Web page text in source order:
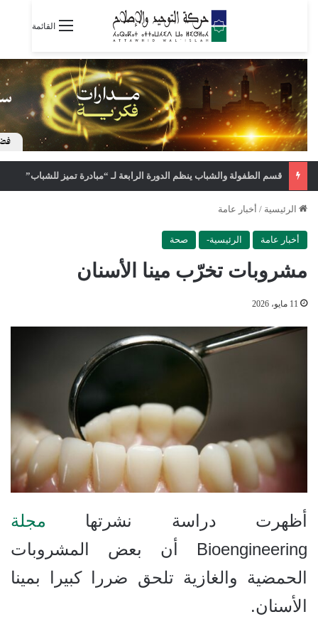
القائمة
قسم الطفولة والشباب ينظم الدورة الرابعة لـ “مبادرة تميز للشباب”
الرئيسية / أخبار عامة
أخبار عامة الرئيسية- صحة
مشروبات تخرّب مينا الأسنان
11 مايو، 2026
أظهرت دراسة نشرتها مجلة
Bioengineering أن بعض المشروبات
الحمضية والغازية تلحق ضررا كبيرا بمينا
الأسنان.